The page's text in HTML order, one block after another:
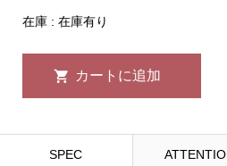
在庫 : 在庫有り
SPEC